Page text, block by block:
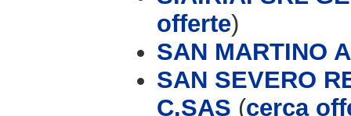
offerte)
SAN MARTINO
SAN SEVERO
C.SAS (cerca